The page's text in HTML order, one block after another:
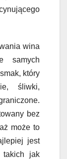
wina
samych
który
śliwki,
bez
może to
jest
takich jak